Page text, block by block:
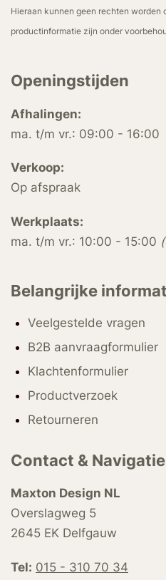
Hieraan kunnen geen rechten worden
productinformatie zijn onder
Openingstijden
Afhalingen:
ma. t/m vr.: 09:00 - 16:00
Verkoop:
Op afspraak
Werkplaats:
ma. t/m vr.: 10:00 - 15:00
Belangrijke
Veelgestelde vragen
B2B aanvraagformulier
Klachtenformulier
Productverzoek
Retourneren
Contact & Navigatie
Maxton Design NL
Overslagweg 5
2645 EK Delfgauw
Tel: 015 - 310 70 34